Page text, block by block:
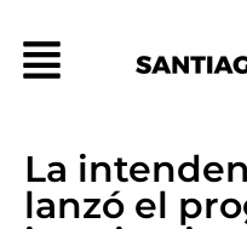
contenido
Menú
La
lanzó el